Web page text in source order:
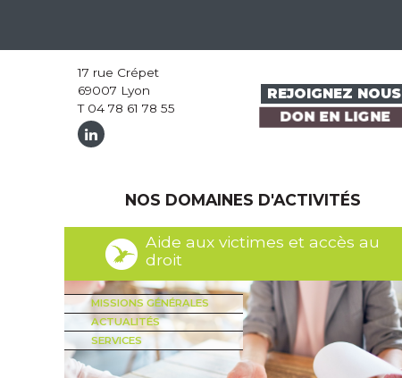
17 rue Crépet
69007 Lyon
T 04 78 61 78 55
REJOIGNEZ NOUS
DON EN LIGNE
NOS DOMAINES D'ACTIVITÉS
Aide aux victimes et accès au
droit
MISSIONS GÉNÉRALES
ACTUALITÉS
SERVICES